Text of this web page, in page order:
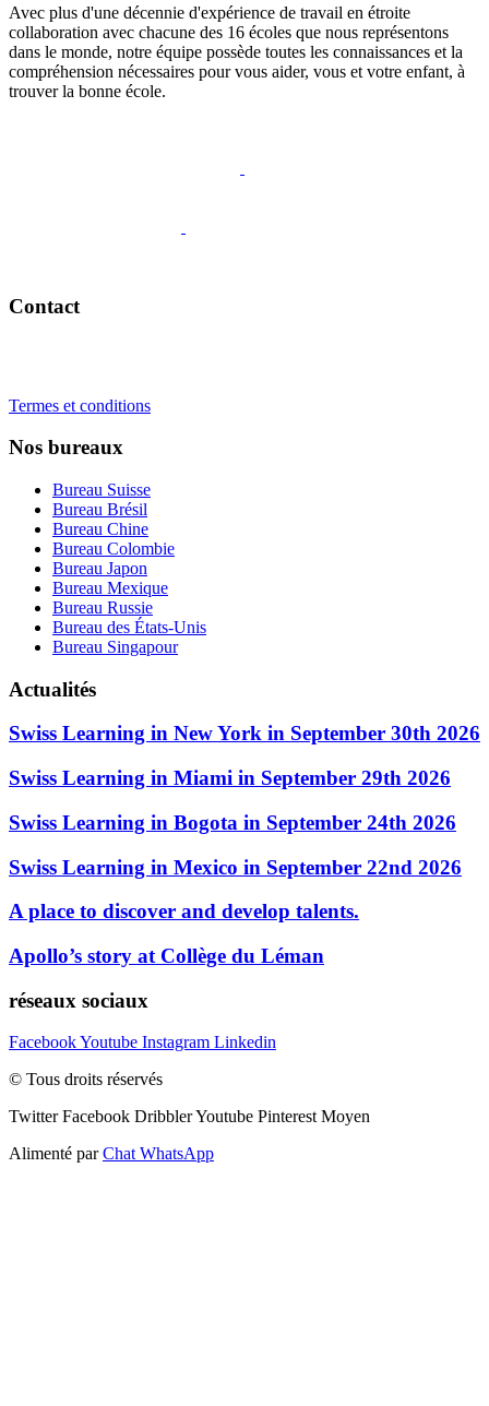
Avec plus d'une décennie d'expérience de travail en étroite
collaboration avec chacune des 16 écoles que nous représentons
dans le monde, notre équipe possède toutes les connaissances et la
compréhension nécessaires pour vous aider, vous et votre enfant, à
trouver la bonne école.
Contact
Termes et conditions
Nos bureaux
Bureau Suisse
Bureau Brésil
Bureau Chine
Bureau Colombie
Bureau Japon
Bureau Mexique
Bureau Russie
Bureau des États-Unis
Bureau Singapour
Actualités
Swiss Learning in New York in September 30th 2026
Swiss Learning in Miami in September 29th 2026
Swiss Learning in Bogota in September 24th 2026
Swiss Learning in Mexico in September 22nd 2026
A place to discover and develop talents.
Apollo’s story at Collège du Léman
réseaux sociaux
FacebookYoutube Instagram Linkedin
© Tous droits réservés
Twitter Facebook DribblerYoutube Pinterest Moyen
Alimenté parChat WhatsApp